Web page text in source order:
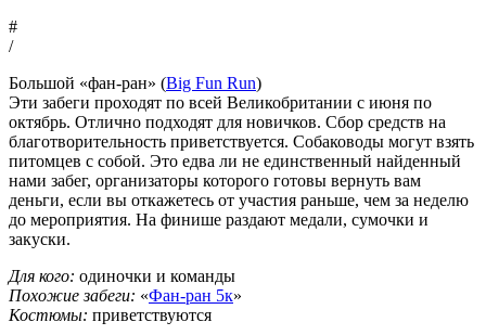
#
/
Большой «фан-ран» (Big Fun Run)
Эти забеги проходят по всей Великобритании с июня по
октябрь. Отлично подходят для новичков. Сбор средств на
благотворительность приветствуется. Собаководы могут взять
питомцев с собой. Это едва ли не единственный найденный
нами забег, организаторы которого готовы вернуть вам
деньги, если вы откажетесь от участия раньше, чем за неделю
до мероприятия. На финише раздают медали, сумочки и
закуски.
Для кого: одиночки и команды
Похожие забеги: «Фан-ран 5к»
Костюмы: приветствуются